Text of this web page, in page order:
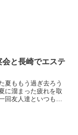
と長崎でエステ
夏ももう過ぎ去ろう
に溜まった疲れを取
回友人達といつも秋
もの...